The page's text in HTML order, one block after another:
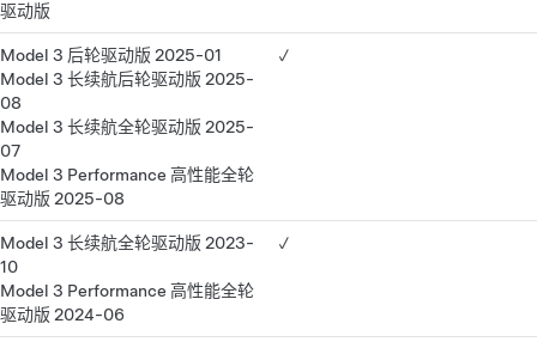
驱动版
Model 3 后轮驱动版 2025-01
Model 3 长续航后轮驱动版 2025-
08
Model 3 长续航全轮驱动版 2025-
07
Model 3 Performance 高性能全轮
驱动版 2025-08
✓
Model 3 长续航全轮驱动版 2023-
10
Model 3 Performance 高性能全轮
驱动版 2024-06
✓